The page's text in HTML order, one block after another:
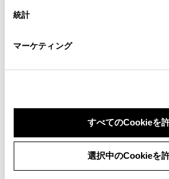
設定の変更、同意を撤回したりするに
「Cookie（クッキー）情報の取り扱い
統計
マーケティング
すべてのCookieを
選択中のCookieを
ETC